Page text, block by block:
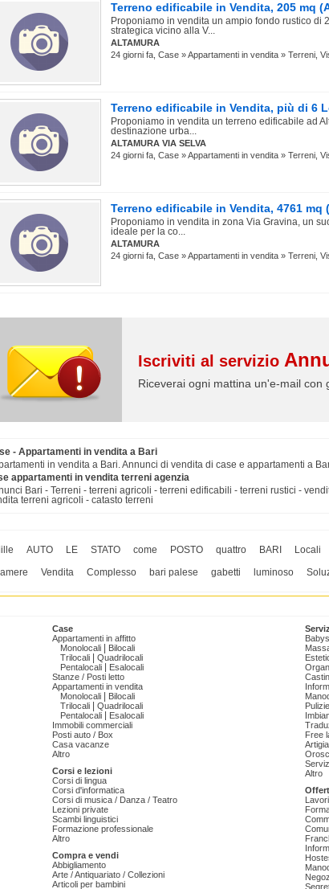
Terreno edificabile in Vendita, 205 mq
Proponiamo in vendita un ampio fondo rustico di
strategica vicino alla V...
ALTAMURA
24 giorni fa, Case » Appartamenti in vendita » Terreni,
Terreno edificabile in Vendita, più di 6
Proponiamo in vendita un terreno edificabile ad
destinazione urba...
ALTAMURA VIA SELVA
24 giorni fa, Case » Appartamenti in vendita » Terreni,
Terreno edificabile in Vendita, 4761 mq
Proponiamo in vendita in zona Via Gravina, un
ideale per la co...
ALTAMURA
24 giorni fa, Case » Appartamenti in vendita » Terreni,
Iscriviti al servizio
Riceverai ogni mattina un'e-mail con
- Appartamenti in vendita a Bari
in vendita a Bari. Annunci di vendita di case e appartamenti a
appartamenti in vendita terreni agenzia
Bari - Terreni - terreni agricoli - terreni edificabili - terreni rustici -
terreni agricoli - catasto terreni
AUTO LE STATO come POSTO quattro BARI Locali
Vendita Complesso bari palese gabetti luminoso
Case
Appartamenti in affitto
Monolocali
Bilocali
Trilocali
Quadrilocali
Pentalocali
Esalocali
Stanze / Posti letto
Appartamenti in vendita
Monolocali
Bilocali
Trilocali
Quadrilocali
Pentalocali
Esalocali
Immobili commerciali
Posti auto / Box
Casa vacanze
Altro
Corsi e lezioni
Corsi di lingua
Corsi d'informatica
Corsi di musica / Danza / Teatro
Lezioni private
Scambi linguistici
Formazione professionale
Altro
Compra e vendi
Abbigliamento
Arte / Antiquariato / Collezioni
Articoli per bambini
Free
Altro